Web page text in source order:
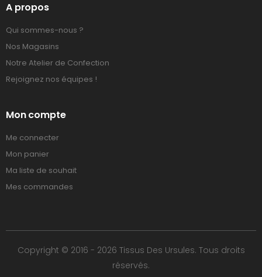
A propos
Qui sommes-nous ?
Nos Magasins
Notre Atelier de Confection
Rejoignez nos équipes !
Mon compte
Me connecter
Mon panier
Ma liste de souhait
Mes commandes
Copyright © 2016 - 2026 Tissus Des Ursules. Tous droits
réservés.